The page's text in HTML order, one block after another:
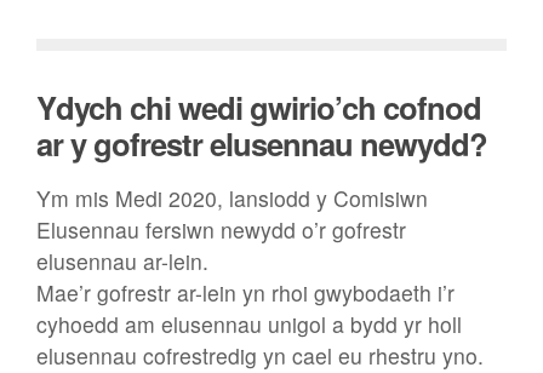
Ydych chi wedi gwirio’ch cofnod
ar y gofrestr elusennau newydd?
Ym mis Medi 2020, lansiodd y Comisiwn
Elusennau fersiwn newydd o’r gofrestr
elusennau ar-lein.
Mae’r gofrestr ar-lein yn rhoi gwybodaeth i’r
cyhoedd am elusennau unigol a bydd yr holl
elusennau cofrestredig yn cael eu rhestru yno.